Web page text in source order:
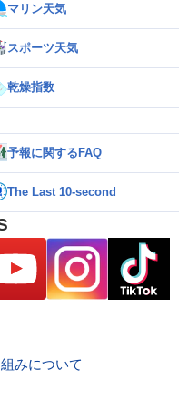
マリン天気
スポーツ天気
乾燥指数
予報に関するFAQ
The Last 10-second
みについて